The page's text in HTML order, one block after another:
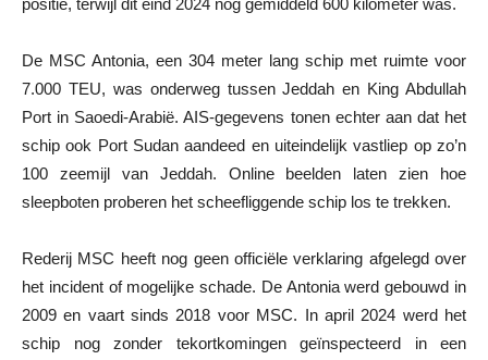
De MSC Antonia, een 304 meter lang schip met ruimte voor
7.000 TEU, was onderweg tussen Jeddah en King Abdullah
Port in Saoedi-Arabië. AIS-gegevens tonen echter aan dat het
schip ook Port Sudan aandeed en uiteindelijk vastliep op zo’n
100 zeemijl van Jeddah. Online beelden laten zien hoe
sleepboten proberen het scheefliggende schip los te trekken.
Rederij MSC heeft nog geen officiële verklaring afgelegd over
het incident of mogelijke schade. De Antonia werd gebouwd in
2009 en vaart sinds 2018 voor MSC. In april 2024 werd het
schip nog zonder tekortkomingen geïnspecteerd in een